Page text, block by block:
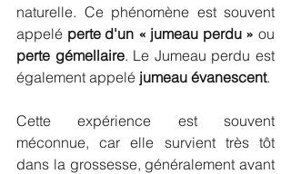
naturelle. Ce phénomène est souvent
appelé perte d'un « jumeau perdu »
perte gémellaire. Le Jumeau perdu est
également appelé jumeau évanescent.
Cette expérience est souvent
méconnue, car elle survient très tôt
dans la grossesse, généralement avant